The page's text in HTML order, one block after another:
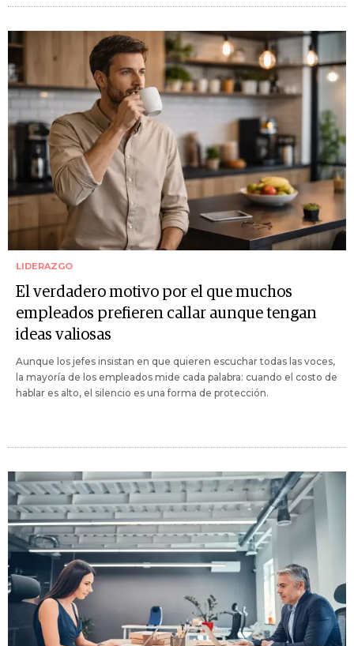
LIDERAZGO
El verdadero motivo por el que muchos
empleados prefieren callar aunque tengan
ideas valiosas
Aunque los jefes insistan en que quieren escuchar todas las voces,
la mayoría de los empleados mide cada palabra: cuando el costo de
hablar es alto, el silencio es una forma de protección.